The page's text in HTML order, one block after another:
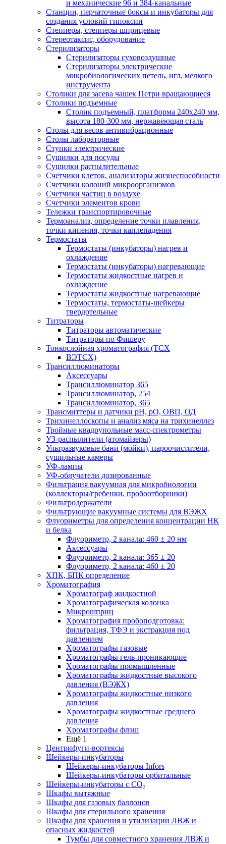
и механические 96 и 384-канальные
Станции, перчаточные боксы и инкубаторы для
создания условий гипоксии
Степперы, степперы шприцевые
Стереотаксис, оборудование
Стерилизаторы
Стерилизаторы суховоздушные
Стерилизаторы электрические
микробиологических петель, игл, мелкого
инструмента
Столики для засева чашек Петри вращающиеся
Столики подъемные
Столик подъемный, платформа 240х240 мм,
высота 180-300 мм, нержавеющая сталь
Столы для весов антивибрационные
Столы лабораторные
Ступки электрические
Сушилки для посуды
Сушилки распылительные
Счетчики клеток, анализаторы жизнеспособности
Счетчики колоний микроорганизмов
Счетчики частиц в воздухе
Счетчики элементов крови
Тележки транспортировочные
Термоанализ, определение точки плавления,
точки кипения, точки каплепадения
Термостаты
Термостаты (инкубаторы) нагрев и
охлаждение
Термостаты (инкубаторы) нагревающие
Термостаты жидкостные нагрев и
охлаждение
Термостаты жидкостные нагревающие
Термостаты, термостаты-шейкеры
твердотельные
Титраторы
Титраторы автоматические
Титраторы по Фишеру
Тонкослойная хроматография (ТСХ
ВЭТСХ)
Трансиллюминаторы
Аксессуары
Трансиллюминатор 365
Трансиллюминатор, 254
Трансиллюминатор, 365
Трансмиттеры и датчики рН, рО, ОВП, ОД
Трихинеллоскопы и анализ мяса на трихинеллез
Тройные квадрупольные масс-спектрометры
УЗ-распылители (атомайзеры)
Ультразвуковые бани (мойки), пароочистители,
сушильные камеры
УФ-лампы
УФ-облучатели дозированные
Фильтрация вакуумная для микробиологии
(коллекторы/гребенки, пробоотборники)
Фильтродержатели
Фильтрующие вакуумные системы для ВЭЖХ
Флуориметры для определения концентрации НК
и белка
Флуориметр, 2 канала: 460 ± 20 нм
Аксессуары
Флуориметр, 2 канала: 365 ± 20
Флуориметр, 2 канала: 460 ± 20
ХПК, БПК определение
Хроматография
Хроматограф жидкостной
Хроматографическая колонка
Микрошприц
Хроматография пробоподготовка:
фильтрация, ТФЭ и экстракция под
давлением
Хроматографы газовые
Хроматографы гель-проникающие
Хроматографы промышленные
Хроматографы жидкостные высокого
давления (ВЭЖХ)
Хроматографы жидкостные низкого
давления
Хроматографы жидкостные среднего
давления
Хроматографы флэш
Ещё 1
Центрифуги-вортексы
Шейкеры-инкубаторы
Шейкеры-инкубаторы Infors
Шейкеры-инкубаторы орбитальные
Шейкеры-инкубаторы с CО₂
Шкафы вытяжные
Шкафы для газовых баллонов
Шкафы для стерильного хранения
Шкафы для хранения и утилизации ЛВЖ и
опасных жидкостей
Тумбы для совместного хранения ЛВЖ и